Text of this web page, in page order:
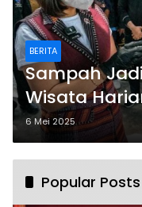
BERITA
Sampah
Wisata
Jadi
6 Mei 2025
Popular Posts